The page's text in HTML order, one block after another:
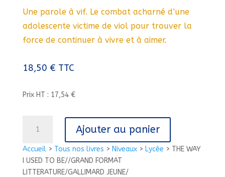
Accueil> Tous nos livres > Niveaux> Lycée > THE WAY
I USED TO BE//GRAND FORMAT
LITTERATURE/GALLIMARD JEUNE/
Une parole à vif. Le combat acharné d’une
adolescente victime de viol pour trouver la
force de continuer à vivre et à aimer.
18,50 € TTC
Prix HT : 17,54 €
THE
WAY
I
Ajouter au panier